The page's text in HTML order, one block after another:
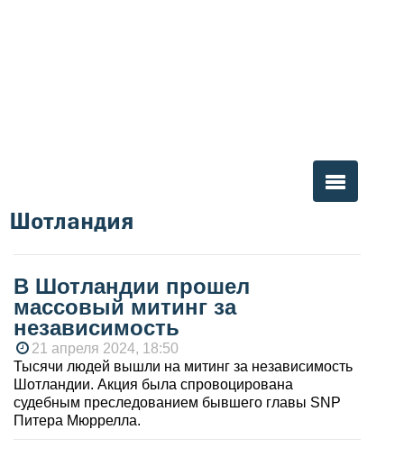
Вы здесь
Шотландия
В Шотландии прошел
массовый митинг за
независимость
21 апреля 2024, 18:50
Тысячи людей вышли на митинг за независимость
Шотландии. Акция была спровоцирована
судебным преследованием бывшего главы SNP
Питера Мюррелла.